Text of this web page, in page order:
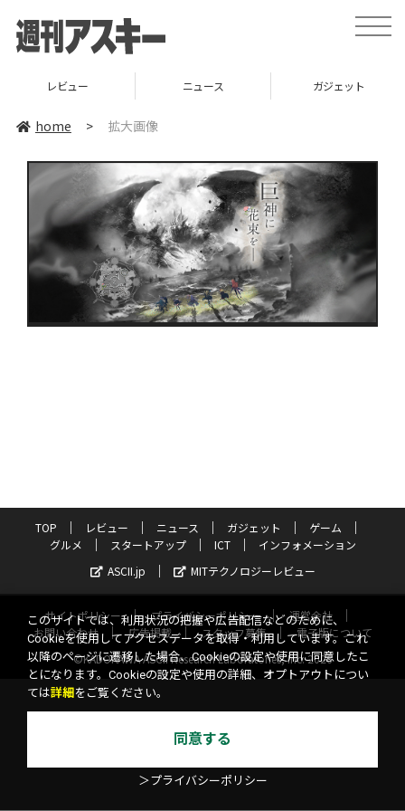
toggle
レビュー ニュース ガジェット
home > 拡大画像
TOP レビュー ニュース ガジェット
ゲーム
グルメ
スタートアップ ICT
インフォメーション
ASCII.jp
MITテクノロジーレビュー
サイトポリシー プライバシーポリシー
運営会社
お問い合わせ
広告掲載 スタッフ募集
電子版について
©KADOKAWA ASCII Research Laboratories, Inc. 2026
このサイトでは、利用状況の把握や広告配信などのために、
Cookieを使用してアクセスデータを取得・利用しています。これ
以降のページに遷移した場合、Cookieの設定や使用に同意したこ
とになります。Cookieの設定や使用の詳細、オプトアウトについ
ては詳細 をご覧ください。
同意する
＞プライバシーポリシー